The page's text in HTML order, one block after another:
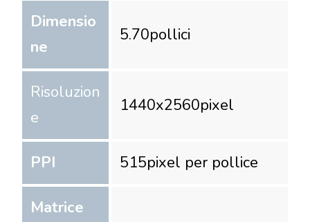
Dimensio
ne
5.70pollici
Risoluzion
e
1440x2560pixel
PPI 515pixel per pollice
Matrice